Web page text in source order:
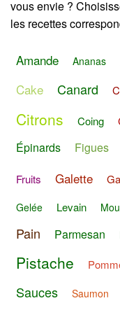
vous envie ?
les recettes
Amande Ananas
Cake Canard
Citrons
Coing
Épinards
Figues
Fruits Galette
Gelée Levain
Pain Parmesan
Pistache
Sauces Saumon